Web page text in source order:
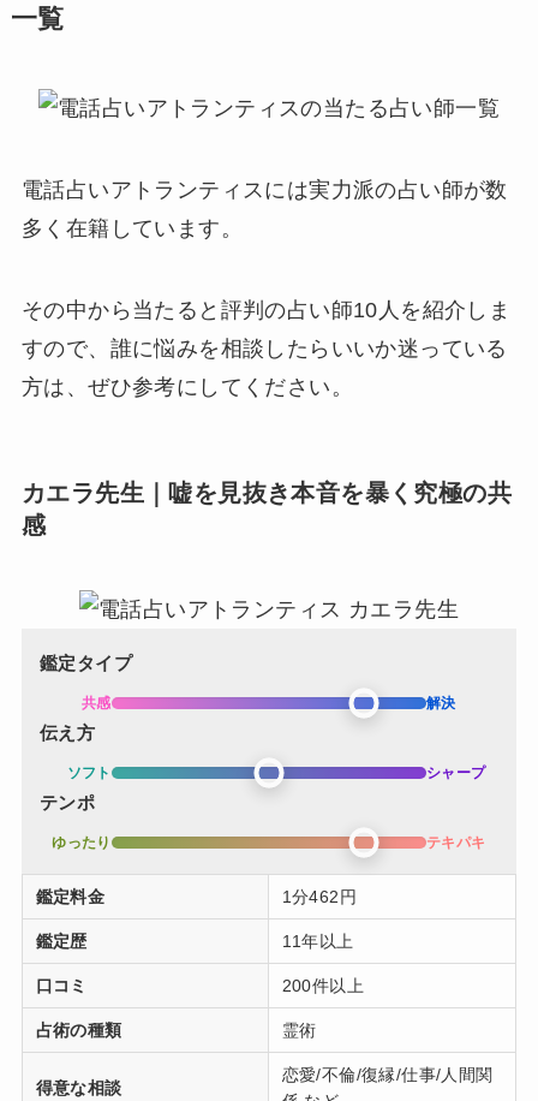
一覧
電話占いアトランティスには実力派の占い師が数
多く在籍しています。
その中から 当たると評判の占い師10人を紹介 しま
すので、誰に悩みを相談したらいいか迷っている
方は、ぜひ参考にしてください。
カエラ先生｜嘘を見抜き本音を暴く究極の共
感
鑑定タイプ
共感 解決
伝え方
ソフト シャープ
テンポ
ゆったり テキパキ
鑑定料金 1分462円
鑑定歴 11年以上
口コミ 200件以上
占術の種類 霊術
得意な相談
恋愛/不倫/復縁/仕事/人間関